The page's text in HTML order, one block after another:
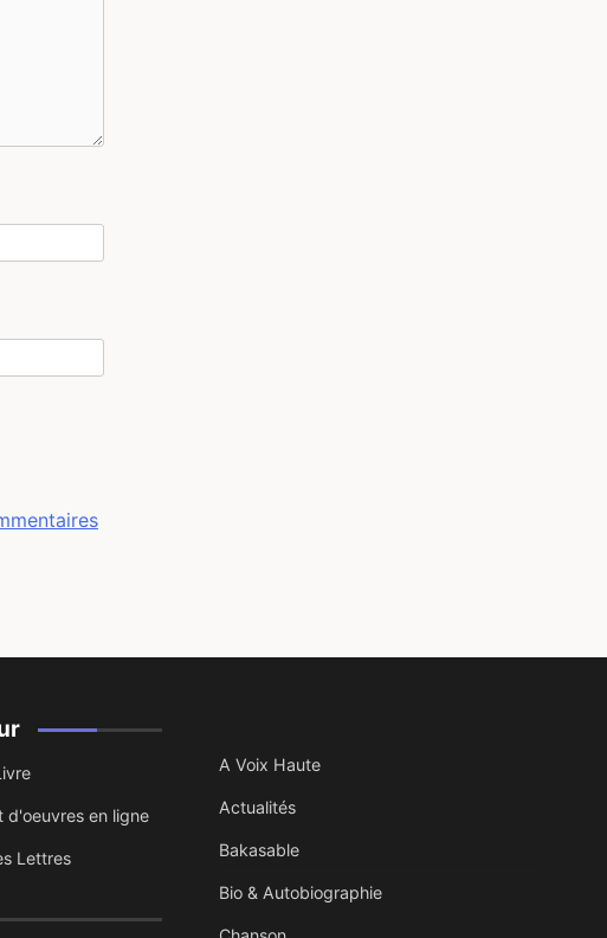
d'oeuvres en ligne
Lettres
A Voix Haute
Actualités
Bakasable
Bio & Autobiographie